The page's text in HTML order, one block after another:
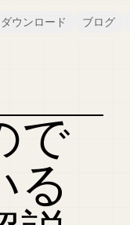
ダウンロード ブログ
ーをリミックス
で
る